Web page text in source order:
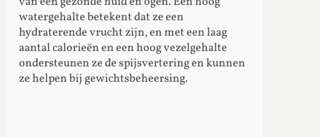
watergehalte betekent dat ze een
hydraterende vrucht zijn, en met een laag
aantal calorieën en een hoog vezelgehalte
ondersteunen ze de spijsvertering en kunnen
ze helpen bij gewichtsbeheersing.